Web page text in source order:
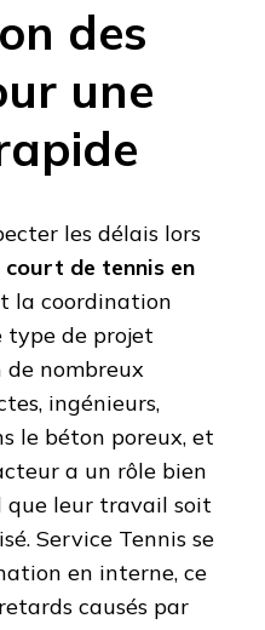
des
une
les délais lors
court de tennis en
la coordination
type de projet
de nombreux
ingénieurs,
le béton poreux, et
a un rôle bien
que leur travail soit
Service Tennis se
en interne, ce
causés par